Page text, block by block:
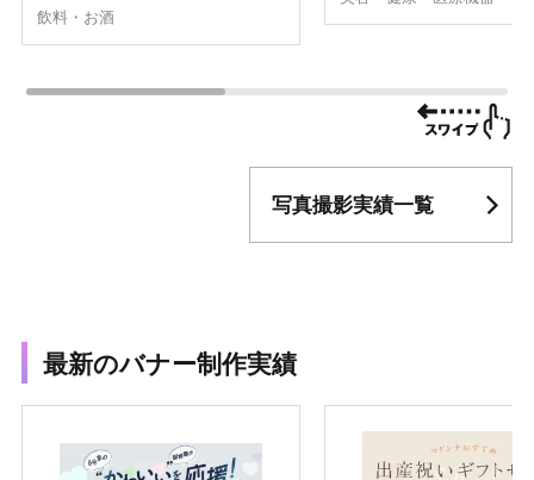
飲料・お酒
写真撮影実績一覧
最新のバナー制作実績